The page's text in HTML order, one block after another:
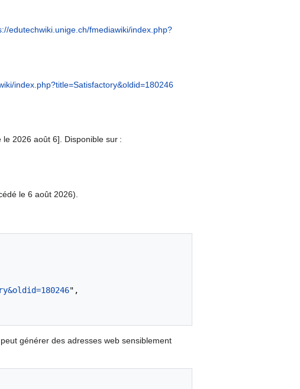
edutechwiki.unige.ch/fmediawiki/index.php?
index.php?title=Satisfactory&oldid=180246
2026 août 6]. Disponible sur :
le 6 août 2026).
",
générer des adresses web sensiblement